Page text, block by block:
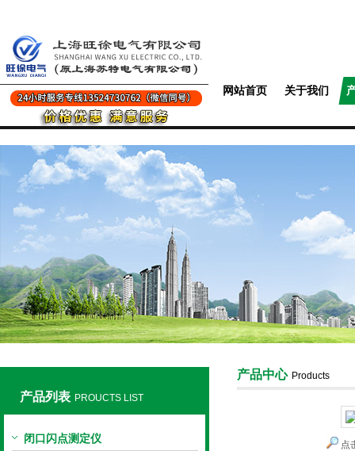
网站首页 关于我们
产品列表 PROUCTS LIST
闭口闪点测定仪
产品中心 Products
点